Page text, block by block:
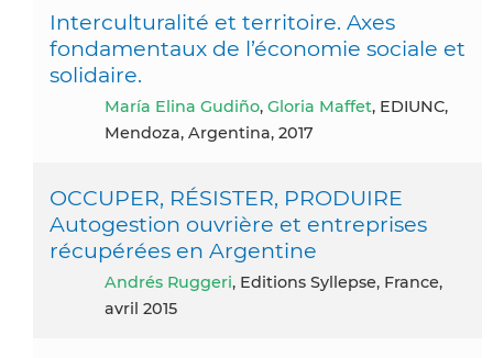
Interculturalité et territoire. Axes
fondamentaux de l’économie sociale et
solidaire.
María Elina Gudiño, Gloria Maffet, EDIUNC,
Mendoza, Argentina, 2017
OCCUPER, RÉSISTER, PRODUIRE
Autogestion ouvrière et entreprises
récupérées en Argentine
Andrés Ruggeri, Editions Syllepse, France,
avril 2015